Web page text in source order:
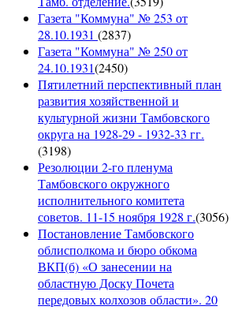
Газета "Коммуна" № 253 от
28.10.1931 (2837)
Газета "Коммуна" № 250 от
24.10.1931(2450)
Пятилетний перспективный план
развития хозяйственной и
культурной жизни Тамбовского
округа на 1928-29 - 1932-33 гг.
(3198)
Резолюции 2-го пленума
Тамбовского окружного
исполнительного комитета
советов. 11-15 ноября 1928 г.(3056)
Постановление Тамбовского
облисполкома и бюро обкома
ВКП(б) «О занесении на
областную Доску Почета
передовых колхозов области». 20